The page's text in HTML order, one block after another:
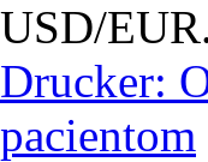
USD/
Drucker:
pacientom